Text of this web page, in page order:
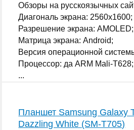
Обзоры на русскоязычных
Диагональ экрана: 2560x1600;
Разрешение экрана: AMOLED;
Матрица экрана: Android;
Версия операционной
Процессор: да ARM Mali-T628;
...
Планшет Samsung Galaxy
Dazzling White (SM-T705)